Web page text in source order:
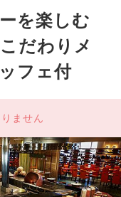
を楽しむ
だわりメ
フェ付
ません